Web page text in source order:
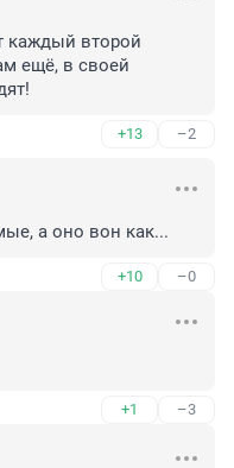
каждый второй
ещё, в своей
+13 –2
а оно вон как...
+10 –0
+1 –3